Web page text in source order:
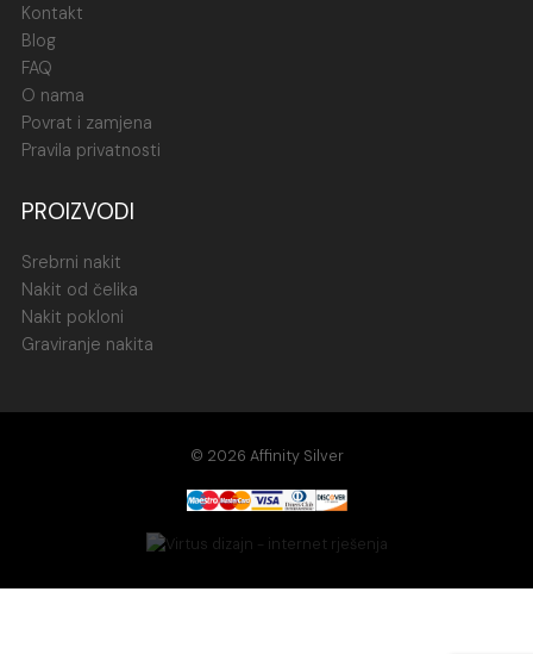
Kontakt
Blog
FAQ
O nama
Povrat i zamjena
Pravila privatnosti
PROIZVODI
Srebrni nakit
Nakit od čelika
Nakit pokloni
Graviranje nakita
© 2026 Affinity Silver